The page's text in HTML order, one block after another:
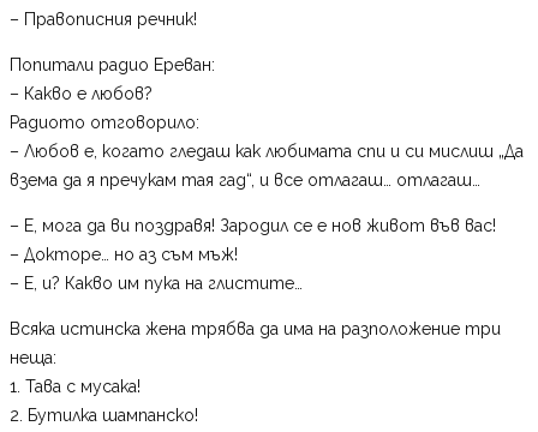
– Правописния речник!
Попитали радио Ереван:
– Какво е любов?
Радиото отговорило:
– Любов е, когато гледаш как любимата спи и си мислиш „Да
взема да я пречукам тая гад“, и все отлагаш… отлагаш…
– Е, мога да ви поздравя! Зародил се е нов живот във вас!
– Докторе… но аз съм мъж!
– Е, и? Какво им пука на глистите…
Всяка истинска жена трябва да има на разположение три
неща:
1. Тава с мусака!
2. Бутилка шампанско!